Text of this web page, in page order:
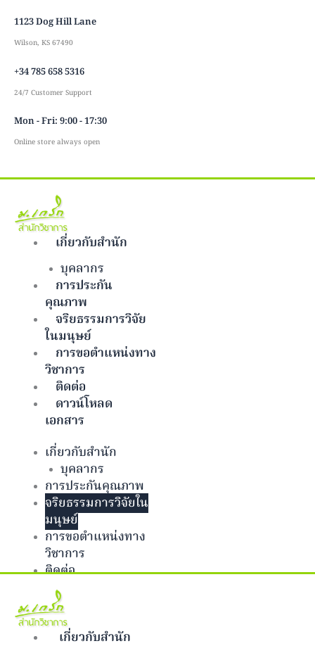
content
1123 Dog Hill Lane
Wilson, KS 67490
+34 785 658 5316
24/7 Customer Support
Mon - Fri: 9:00 - 17:30
Online store always open
เกี่ยวกับสำนัก
บุคลากร
การประกัน
คุณภาพ
จริยธรรมการวิจัย
ในมนุษย์
การขอตำแหน่งทาง
วิชาการ
ติดต่อ
ดาวน์โหลด
เอกสาร
เกี่ยวกับสำนัก
บุคลากร
การประกันคุณภาพ
จริยธรรมการวิจัยใน
มนุษย์
การขอตำแหน่งทาง
วิชาการ
ติดต่อ
ดาวน์โหลดเอกสาร
เกี่ยวกับสำนัก